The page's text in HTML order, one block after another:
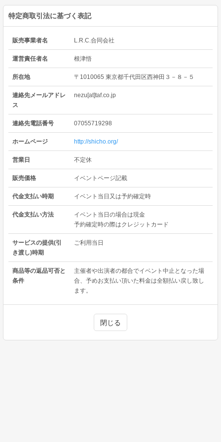
特定商取引法に基づく表記
販売事業者名 L.R.C.合同会社
運営責任者名 根津悟
所在地 〒1010065 東京都千代田区西神田３－８－５
連絡先メールアドレ
ス
nezu[at]taf.co.jp
連絡先電話番号 07055719298
ホームページ http://shicho.org/
営業日 不定休
販売価格 イベントページ記載
代金支払い時期 イベント当日又は予約確定時
代金支払い方法
イベント当日の場合は現金
予約確定時の際はクレジットカード
サービスの提供(引
き渡し)時期
ご利用当日
商品等の返品可否と
条件
主催者や出演者の都合でイベント中止となった場
合、予めお支払い頂いた料金は全額払い戻し致し
ます。
閉じる